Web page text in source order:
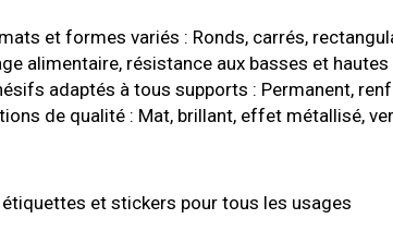
et formes variés : Ronds, carrés,
alimentaire, résistance aux basses et
adaptés à tous supports : Permanent,
de qualité : Mat, brillant, effet métallisé,
étiquettes et stickers pour tous les usages